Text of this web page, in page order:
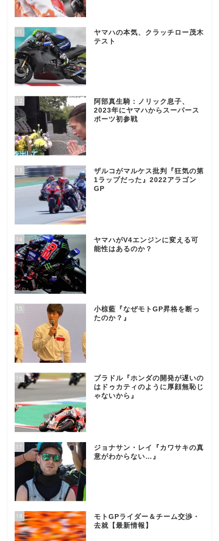
11
ヤマハの本気、クラッチロー茂木
テスト
12
阿部真生騎：ノリック息子、
2023年にヤマハからスーパース
ポーツ初参戦
13
ザルコがマルケス批判『狂気の第
1ラップだった』2022アラゴン
GP
14
ヤマハがV4エンジンに変える可
能性はあるのか？
15
小椋藍『なぜモトGP昇格を断っ
たのか？』
16
ブラドル『ホンダの開発が遅いの
はドゥカティのように厚顔無恥じ
ゃないから』
17
ジョナサン・レイ『カワサキの真
意がわからない…』
18
モトGPライダー＆チーム交渉・
去就【最新情報】